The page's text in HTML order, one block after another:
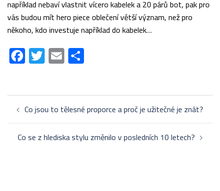
například nebaví vlastnit vícero kabelek a 20 párů bot, pak pro
vás budou mít hero piece oblečení větší význam, než pro
někoho, kdo investuje například do kabelek…
Facebook
Twitter
Email
Post
navigation
Co jsou to tělesné proporce a proč je užitečné je znát?
Co se z hlediska stylu změnilo v posledních 10 letech?